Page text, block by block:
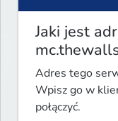
Jaki jest
Adres tego
Wpisz go w
połączyć.